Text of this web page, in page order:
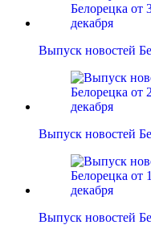
Выпуск новостей
Выпуск новостей
Выпуск новостей